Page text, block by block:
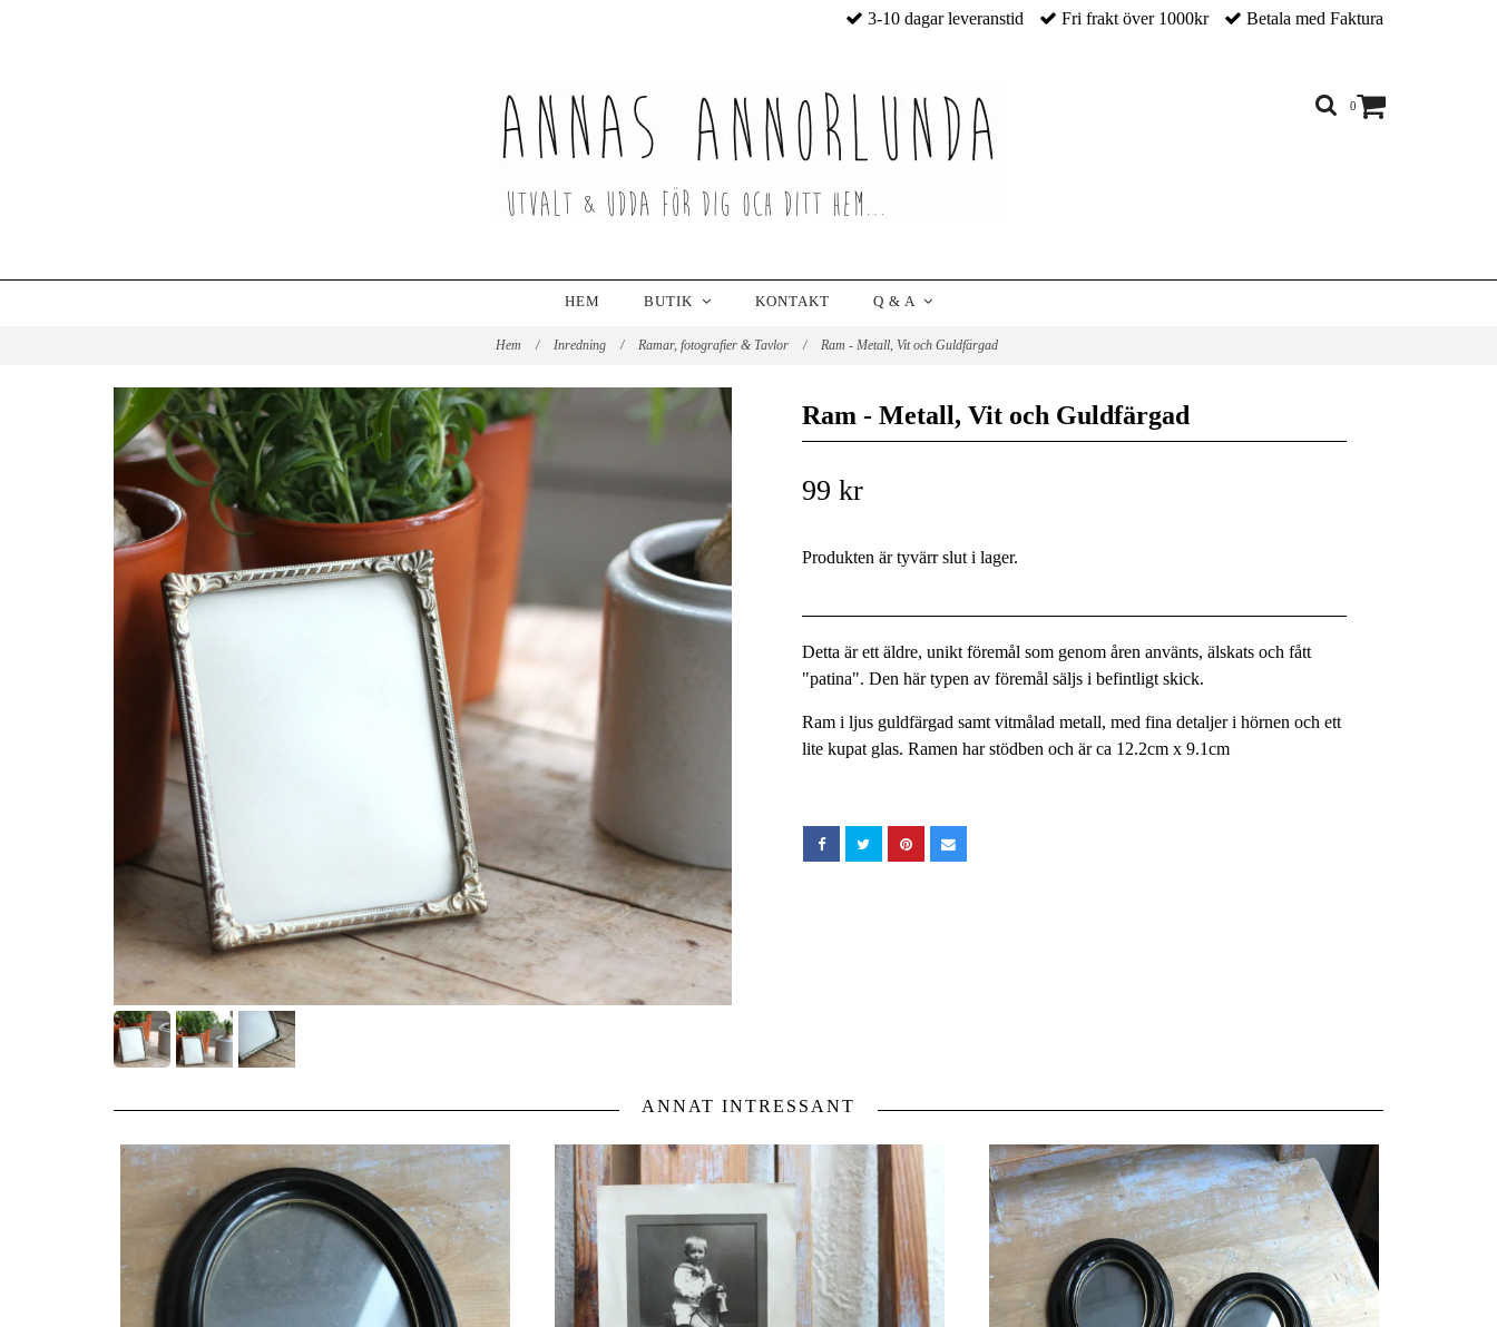
3-10 dagar leveranstid Fri frakt över 1000kr Betala med Faktura
0
HEM BUTIK KONTAKT Q & A
Hem / Inredning / Ramar, fotografier & Tavlor / Ram - Metall, Vit och Guldfärgad
Ram - Metall, Vit och Guldfärgad
99 kr
Produkten är tyvärr slut i lager.
Detta är ett äldre, unikt föremål som genom åren använts, älskats och fått
"patina". Den här typen av föremål säljs i befintligt skick.
Ram i ljus guldfärgad samt vitmålad metall, med fina detaljer i hörnen och ett
lite kupat glas. Ramen har stödben och är ca 12.2cm x 9.1cm
ANNAT INTRESSANT